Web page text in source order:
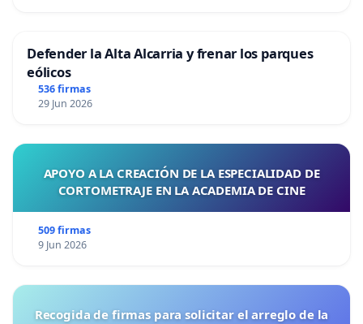
Defender la Alta Alcarria y frenar los parques
eólicos
536 firmas
29 Jun 2026
APOYO A LA CREACIÓN DE LA ESPECIALIDAD DE
CORTOMETRAJE EN LA ACADEMIA DE CINE
509 firmas
9 Jun 2026
Recogida de firmas para solicitar el arreglo de la